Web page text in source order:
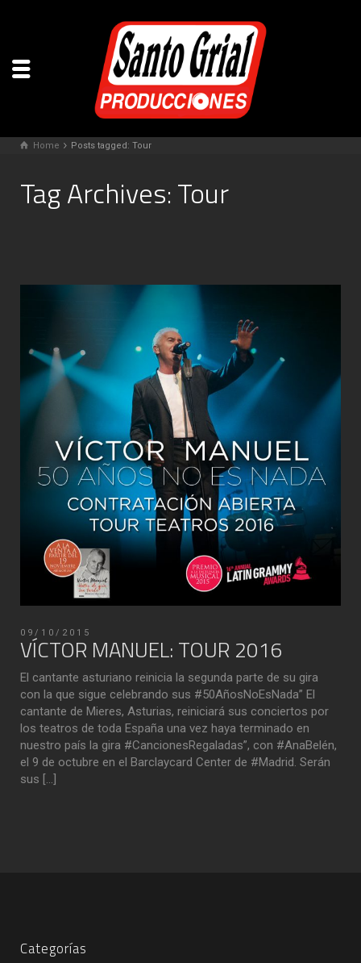
Home Posts tagged: Tour
Tag Archives: Tour
09/10/2015
VÍCTOR MANUEL: TOUR 2016
El cantante asturiano reinicia la segunda parte de su gira
con la que sigue celebrando sus ‪#‎50AñosNoEsNada‬” El
cantante de Mieres, Asturias, reiniciará sus conciertos por
los teatros de toda España una vez haya terminado en
nuestro país la gira ‪#‎CancionesRegaladas‬”, con ‪#‎AnaBelén‬,
el 9 de octubre en el Barclaycard Center de ‪#‎Madrid‬. Serán
sus […]
Categorías